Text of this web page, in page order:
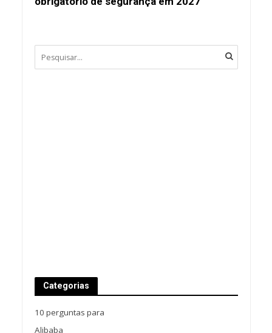
Categorias
10 perguntas para
Alibaba